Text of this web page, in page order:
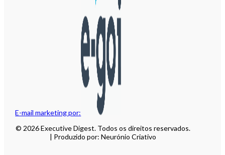
E-mail marketing por:
© 2026 Executive Digest. Todos os direitos reservados.
| Produzido por: Neurónio Criativo